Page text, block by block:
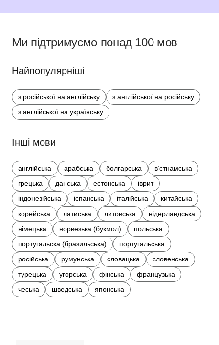
Ми підтримуємо понад 100 мов
Найпопулярніші
з російської на англійську
з англійської на російську
з англійської на українську
Інші мови
англійська арабська болгарська
в’єтнамська
грецька
данська естонська
іврит
індонезійська
іспанська італійська
китайська
корейська
латиська литовська
нідерландська
німецька
норвезька (букмол)
польська
португальска (бразильська)
португальська
російська
румунська словацька
словенська
турецька
угорська фінська
французька
чеська
шведська японська